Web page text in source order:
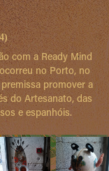
com a Ready Mind
no Porto, no
promover a
do Artesanato, das
e espanhóis.